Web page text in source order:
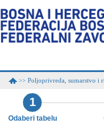
>> Poljoprivreda, sumarstvo i
1
Odaberi tabelu